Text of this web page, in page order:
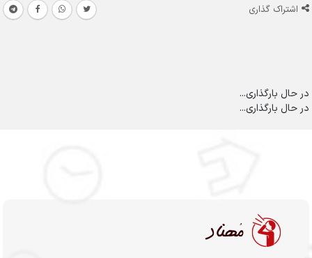
اشتراک گذاری
در حال بارگذاری...
در حال بارگذاری...